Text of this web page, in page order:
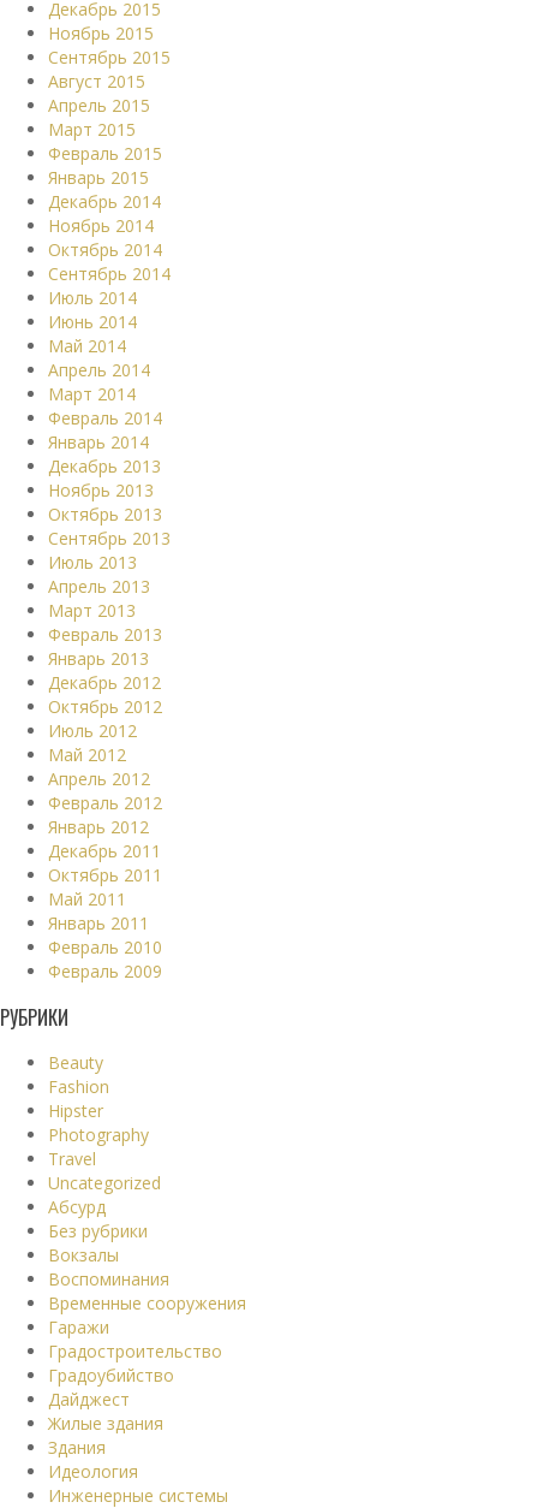
Декабрь 2015
Ноябрь 2015
Сентябрь 2015
Август 2015
Апрель 2015
Март 2015
Февраль 2015
Январь 2015
Декабрь 2014
Ноябрь 2014
Октябрь 2014
Сентябрь 2014
Июль 2014
Июнь 2014
Май 2014
Апрель 2014
Март 2014
Февраль 2014
Январь 2014
Декабрь 2013
Ноябрь 2013
Октябрь 2013
Сентябрь 2013
Июль 2013
Апрель 2013
Март 2013
Февраль 2013
Январь 2013
Декабрь 2012
Октябрь 2012
Июль 2012
Май 2012
Апрель 2012
Февраль 2012
Январь 2012
Декабрь 2011
Октябрь 2011
Май 2011
Январь 2011
Февраль 2010
Февраль 2009
РУБРИКИ
Beauty
Fashion
Hipster
Photography
Travel
Uncategorized
Абсурд
Без рубрики
Вокзалы
Воспоминания
Временные сооружения
Гаражи
Градостроительство
Градоубийство
Дайджест
Жилые здания
Здания
Идеология
Инженерные системы